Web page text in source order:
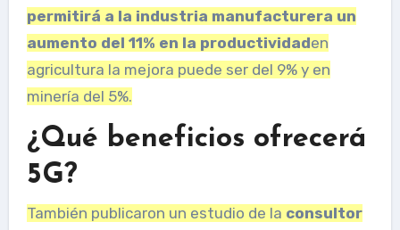
permitirá a la industria manufacturera un
aumento del 11% en la productividaden
agricultura la mejora puede ser del 9% y en
minería del 5%.
¿Qué beneficios ofrecerá
5G?
También publicaron un estudio de la consultor